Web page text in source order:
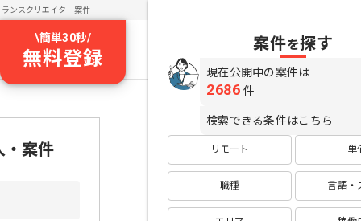
ランスクリエイター案件
\簡単30秒/
無料登録
・案件
案件を探す
現在公開中の案件は
2686 件
検索できる条件はこちら
リモート 単
職種 言語・